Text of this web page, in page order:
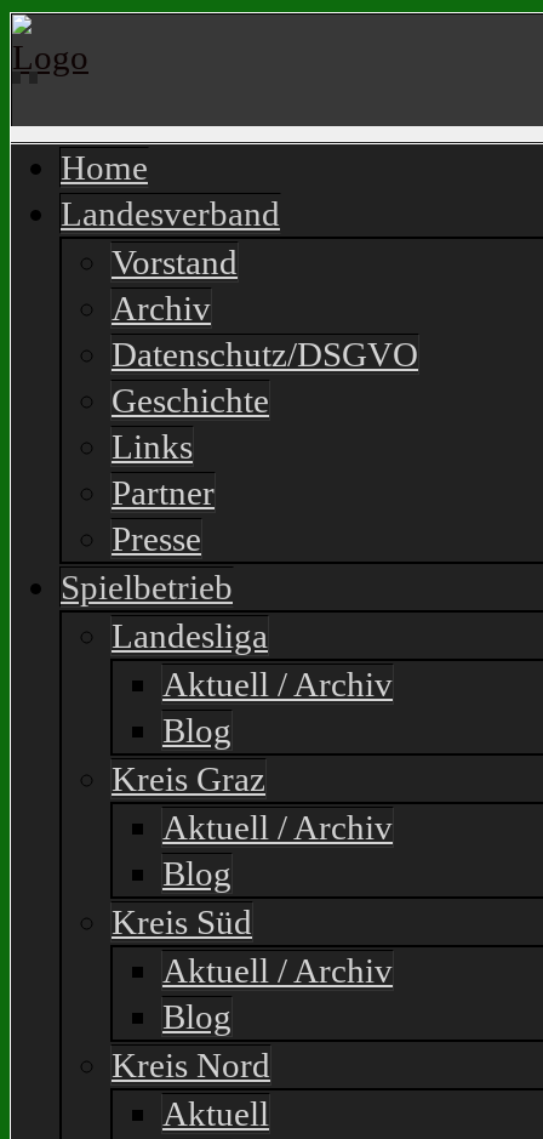
Home
Landesverband
Vorstand
Archiv
Datenschutz/DSGVO
Geschichte
Links
Partner
Presse
Spielbetrieb
Landesliga
Aktuell / Archiv
Blog
Kreis Graz
Aktuell / Archiv
Blog
Kreis Süd
Aktuell / Archiv
Blog
Kreis Nord
Aktuell